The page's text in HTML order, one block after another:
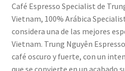
Café Espresso Specialist de
Vietnam, 100% Arábica
considera una de las mejores
Vietnam. Trung Nguyên
café oscuro y fuerte, con un
que se convierte en un acabado